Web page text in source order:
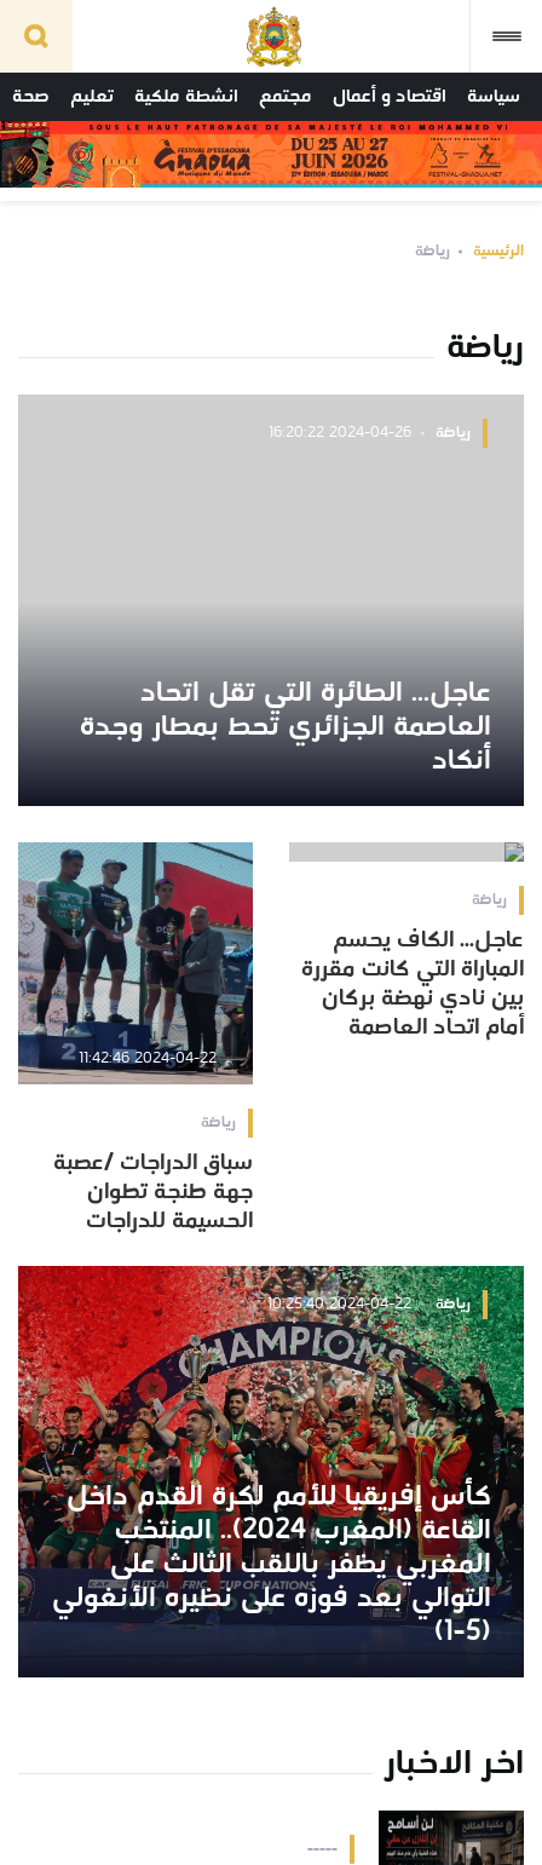
سياسة اقتصاد و أعمال مجتمع انشطة ملكية تعليم صحة
الرئيسية رياضة
رياضة
رياضة 2024-04-26 16:20:22
عاجل... الطائرة التي تقل اتحاد
العاصمة الجزائري تحط بمطار وجدة
أنكاد
2024-04-24 16:09:44
رياضة
عاجل... الكاف يحسم
المباراة التي كانت مقررة
بين نادي نهضة بركان
أمام اتحاد العاصمة
2024-04-22 11:42:46
رياضة
سباق الدراجات /عصبة
جهة طنجة تطوان
الحسيمة للدراجات
رياضة 2024-04-22 10:25:40
كأس إفريقيا للأمم لكرة القدم داخل
القاعة (المغرب 2024).. المنتخب
المغربي يظفر باللقب الثالث على
التوالي بعد فوزه على نظيره الأنغولي
(5-1)
اخر الاخبار
-----